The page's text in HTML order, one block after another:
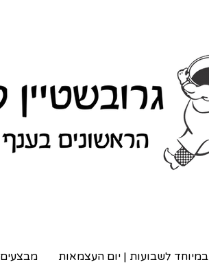
במיוחד לשבועות | יום העצמאות מבצעים